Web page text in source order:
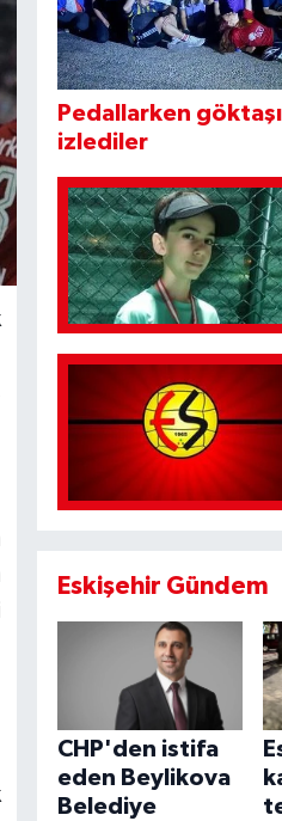
Pedallarken
izlediler
Eskişehir Gündem
CHP'den istifa
eden Beylikova
Belediye